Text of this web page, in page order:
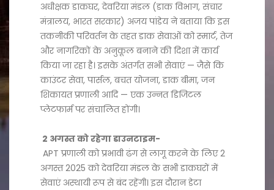
अधीक्षक डाकघर, देवरिया मंडल (डाक विभाग, संचार
मंत्रालय, भारत सरकार) अजय पांडेय ने बताया कि इस
तकनीकी परिवर्तन के तहत डाक सेवाओं को स्मार्ट, तेज
और नागरिकों के अनुकूल बनाने की दिशा में कार्य
किया जा रहा है। इसके अंतर्गत सभी सेवाएं — जैसे कि
काउंटर सेवा, पार्सल, बचत योजना, डाक बीमा, जन
शिकायत प्रणाली आदि — एक उन्नत डिजिटल
प्लेटफार्म पर संचालित होंगी।
2 अगस्त को रहेगा डाउनटाइम-
APT प्रणाली को प्रभावी ढंग से लागू करने के लिए 2
अगस्त 2025 को देवरिया मंडल के सभी डाकघरों में
सेवाएं अस्थायी रूप से बंद रहेंगी। इस दौरान डेटा